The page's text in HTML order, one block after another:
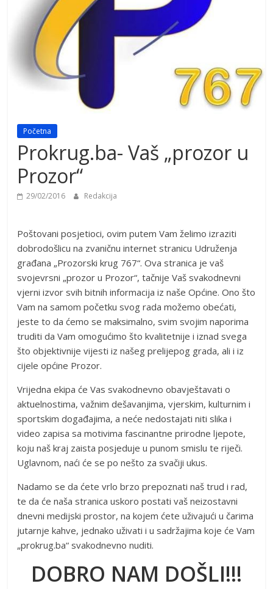
Početna
Prokrug.ba- Vaš „prozor u
Prozor“
29/02/2016 Redakcija
Poštovani posjetioci, ovim putem Vam želimo izraziti
dobrodošlicu na zvaničnu internet stranicu Udruženja
građana „Prozorski krug 767“. Ova stranica je vaš
svojevrsni „prozor u Prozor“, tačnije Vaš svakodnevni
vjerni izvor svih bitnih informacija iz naše Općine. Ono što
Vam na samom početku svog rada možemo obećati,
jeste to da ćemo se maksimalno, svim svojim naporima
truditi da Vam omogućimo što kvalitetnije i iznad svega
što objektivnije vijesti iz našeg prelijepog grada, ali i iz
cijele općine Prozor.
Vrijedna ekipa će Vas svakodnevno obavještavati o
aktuelnostima, važnim dešavanjima, vjerskim, kulturnim i
sportskim događajima, a neće nedostajati niti slika i
video zapisa sa motivima fascinantne prirodne ljepote,
koju naš kraj zaista posjeduje u punom smislu te riječi.
Uglavnom, naći će se po nešto za svačiji ukus.
Nadamo se da ćete vrlo brzo prepoznati naš trud i rad,
te da će naša stranica uskoro postati vaš neizostavni
dnevni medijski prostor, na kojem ćete uživajući u čarima
jutarnje kahve, jednako uživati i u sadržajima koje će Vam
„prokrug.ba“ svakodnevno nuditi.
DOBRO NAM DOŠLI!!!